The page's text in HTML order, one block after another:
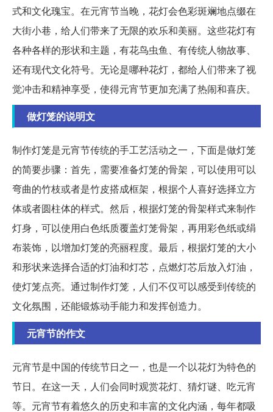
式和文化瑰宝。在元宵节当晚，花灯会色彩斑斓地点缀在
大街小巷，给人们带来了无限的欢乐和美丽。这些花灯有
各种各样的形状和主题，有花鸟虫鱼、有传统人物故事、
还有现代文化符号。无论是哪种花灯，都给人们带来了视
觉冲击和精神享受，使得元宵节更加充满了热闹和喜庆。
做灯笼的说明文
制作灯笼是元宵节传统的手工艺活动之一，下面是做灯笼
的简要步骤：首先，需要准备灯笼的骨架，可以使用可以
弯曲的竹枝或者是竹皮搭成框架，根据个人喜好选择立方
体或者圆柱体的样式。然后，根据灯笼的骨架样式来制作
灯身，可以使用白色纸质覆盖灯笼骨架，再用彩色纸或绢
布装饰，以增加灯笼的亮丽程度。最后，根据灯笼的大小
和形状来选择合适的灯油和灯芯，点燃灯芯后放入灯油，
使灯笼点亮。通过制作灯笼，人们不仅可以感受到传统的
文化氛围，还能锻炼动手能力和发挥创造力。
元宵节的作文
元宵节是中国的传统节日之一，也是一个以花灯为特色的
节日。在这一天，人们会同时观赏花灯、猜灯谜、吃元宵
等。元宵节有着悠久的历史和丰富的文化内涵，每年都吸